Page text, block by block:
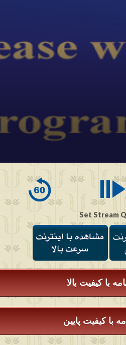
Set Stream
با کیفیت بالا
با کیفیت پایین